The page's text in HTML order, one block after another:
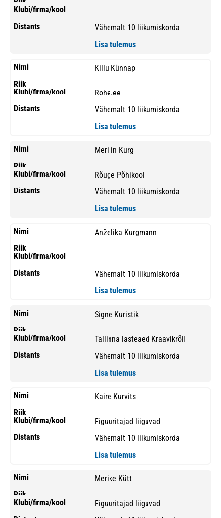
Vähemalt 10 liikumiskorda
Lisa tulemus
Killu Künnap
Rohe.ee
Vähemalt 10 liikumiskorda
Lisa tulemus
Merilin Kurg
Rõuge Põhikool
Vähemalt 10 liikumiskorda
Lisa tulemus
Anželika Kurgmann
Vähemalt 10 liikumiskorda
Lisa tulemus
Signe Kuristik
Tallinna lasteaed Kraavikrõll
Vähemalt 10 liikumiskorda
Lisa tulemus
Kaire Kurvits
Figuuritajad liiguvad
Vähemalt 10 liikumiskorda
Lisa tulemus
Merike Kütt
Figuuritajad liiguvad